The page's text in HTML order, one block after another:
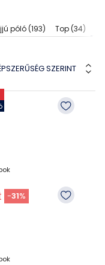
póló(193) Top(34)
SZERINT
-31%